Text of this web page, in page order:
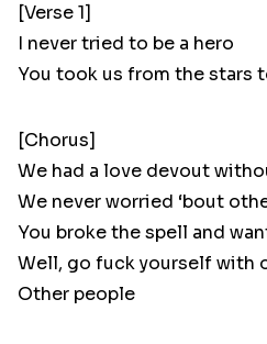
[Verse 1]
I never tried to be a hero
You took us from the stars
[Chorus]
We had a love devout
We never worried ‘bout
You broke the spell and
Well, go fuck yourself with
Other people